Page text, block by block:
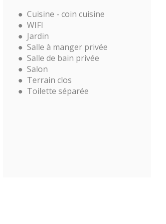
Cuisine - coin cuisine
WIFI
Jardin
Salle à manger privée
Salle de bain privée
Salon
Terrain clos
Toilette séparée